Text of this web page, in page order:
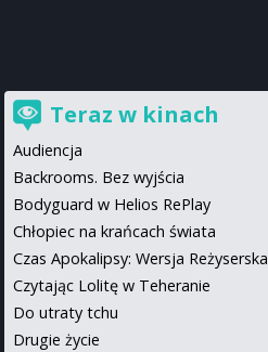
Teraz w kinach
Audiencja
Backrooms. Bez wyjścia
Bodyguard w Helios RePlay
Chłopiec na krańcach świata
Czas Apokalipsy: Wersja Reżyserska
Czytając Lolitę w Teheranie
Do utraty tchu
Drugie życie